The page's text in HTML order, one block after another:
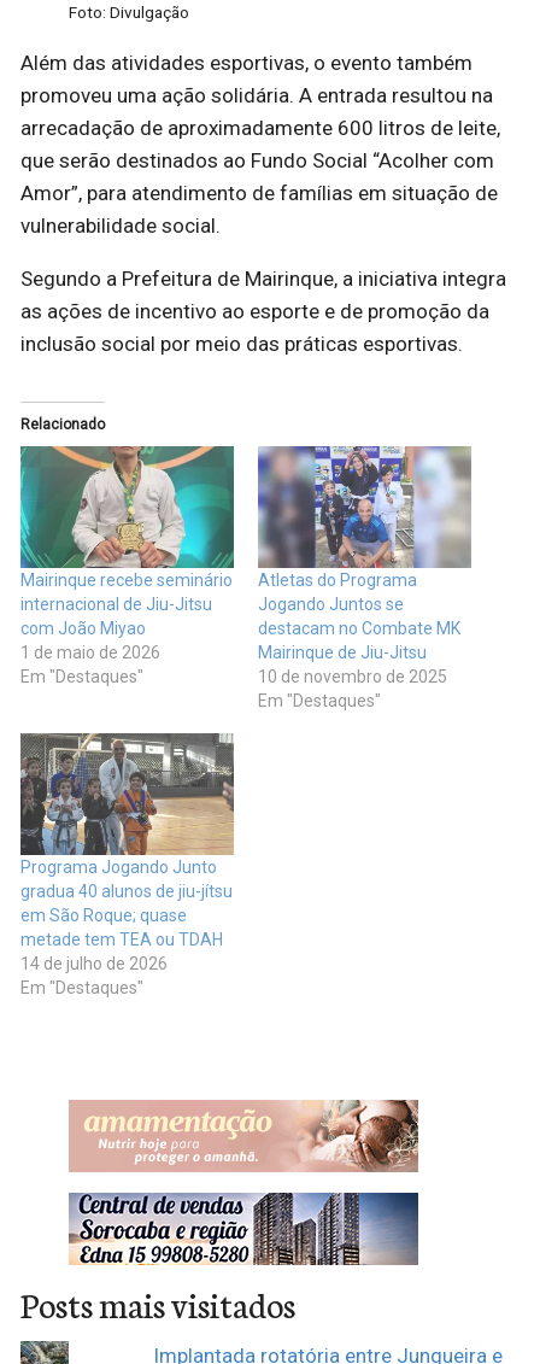
Foto: Divulgação
Além das atividades esportivas, o evento também
promoveu uma ação solidária. A entrada resultou na
arrecadação de aproximadamente 600 litros de leite,
que serão destinados ao Fundo Social “Acolher com
Amor”, para atendimento de famílias em situação de
vulnerabilidade social.
Segundo a Prefeitura de Mairinque, a iniciativa integra
as ações de incentivo ao esporte e de promoção da
inclusão social por meio das práticas esportivas.
Relacionado
Mairinque recebe seminário
internacional de Jiu-Jitsu
com João Miyao
1 de maio de 2026
Em "Destaques"
Atletas do Programa
Jogando Juntos se
destacam no Combate MK
Mairinque de Jiu-Jitsu
10 de novembro de 2025
Em "Destaques"
Programa Jogando Junto
gradua 40 alunos de jiu-jítsu
em São Roque; quase
metade tem TEA ou TDAH
14 de julho de 2026
Em "Destaques"
Posts mais visitados
Implantada rotatória entre Junqueira e